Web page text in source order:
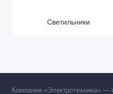
Светильники
Компания «Электротехника» —